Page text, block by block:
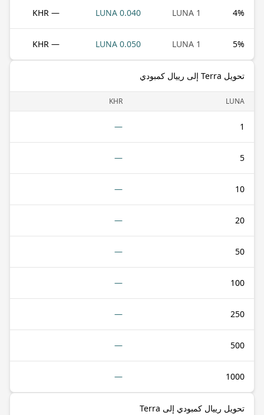
4%
1 LUNA
0.040 LUNA
— KHR
5%
1 LUNA
0.050 LUNA
— KHR
تحويل Terra إلى رييال كمبودي
LUNA
KHR
1
—
5
—
10
—
20
—
50
—
100
—
250
—
500
—
1000
—
تحويل رييال كمبودي إلى Terra